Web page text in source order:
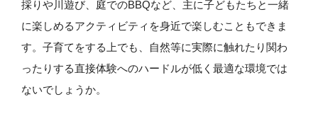
採りや川遊び、庭でのBBQなど、主に子どもたちと一緒
に楽しめるアクティビティを身近で楽しむこともできま
す。子育てをする上でも、自然等に実際に触れたり関わ
ったりする直接体験へのハードルが低く最適な環境では
ないでしょうか。